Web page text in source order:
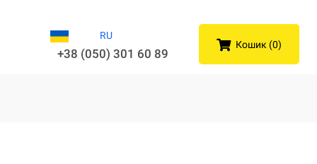
RU
+38 (050) 301 60 89
Кошик (0)